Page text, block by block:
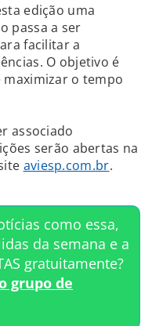
edição uma
passa a ser
facilitar a
O objetivo é
o tempo
associado
serão abertas na
aviesp.com.br.
como essa,
da semana e a
gratuitamente?
grupo de